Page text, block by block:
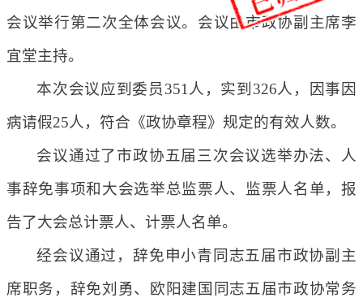
会议举行第二次全体会议。会议由市政协副主席李
宜堂主持。
本次会议应到委员351人，实到326人，因事因
病请假25人，符合《政协章程》规定的有效人数。
会议通过了市政协五届三次会议选举办法、人
事辞免事项和大会选举总监票人、监票人名单，报
告了大会总计票人、计票人名单。
经会议通过，辞免申小青同志五届市政协副主
席职务，辞免刘勇、欧阳建国同志五届市政协常务